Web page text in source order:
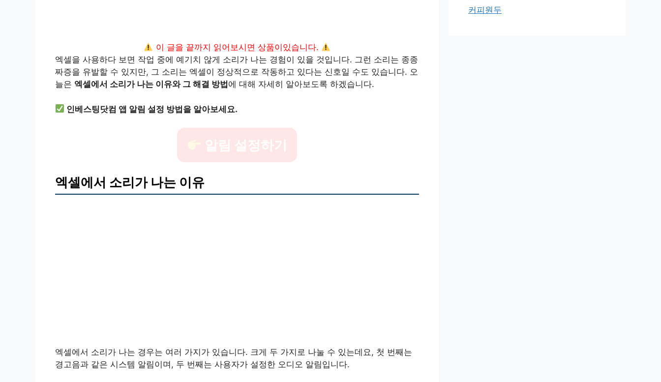
이 글을 끝까지 읽어보시면 상품이있습니다.
엑셀을 사용하다 보면 작업 중에 예기치 않게 소리가 나는 경험이 있을 것입니다. 그런 소리는 종종
짜증을 유발할 수 있지만, 그 소리는 엑셀이 정상적으로 작동하고 있다는 신호일 수도 있습니다. 오
늘은 엑셀에서 소리가 나는 이유와 그 해결 방법 에 대해 자세히 알아보도록 하겠습니다.
인베스팅닷컴 앱 알림 설정 방법을 알아보세요.
알림 설정하기
엑셀에서 소리가 나는 이유
엑셀에서 소리가 나는 경우는 여러 가지가 있습니다. 크게 두 가지로 나눌 수 있는데요, 첫 번째는
경고음과 같은 시스템 알림이며, 두 번째는 사용자가 설정한 오디오 알림입니다.
커피원두